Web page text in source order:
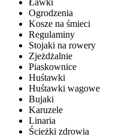
Ławki
Ogrodzenia
Kosze na śmieci
Regulaminy
Stojaki na rowery
Zjeżdżalnie
Piaskownice
Huśtawki
Huśtawki wagowe
Bujaki
Karuzele
Linaria
Ścieżki zdrowia